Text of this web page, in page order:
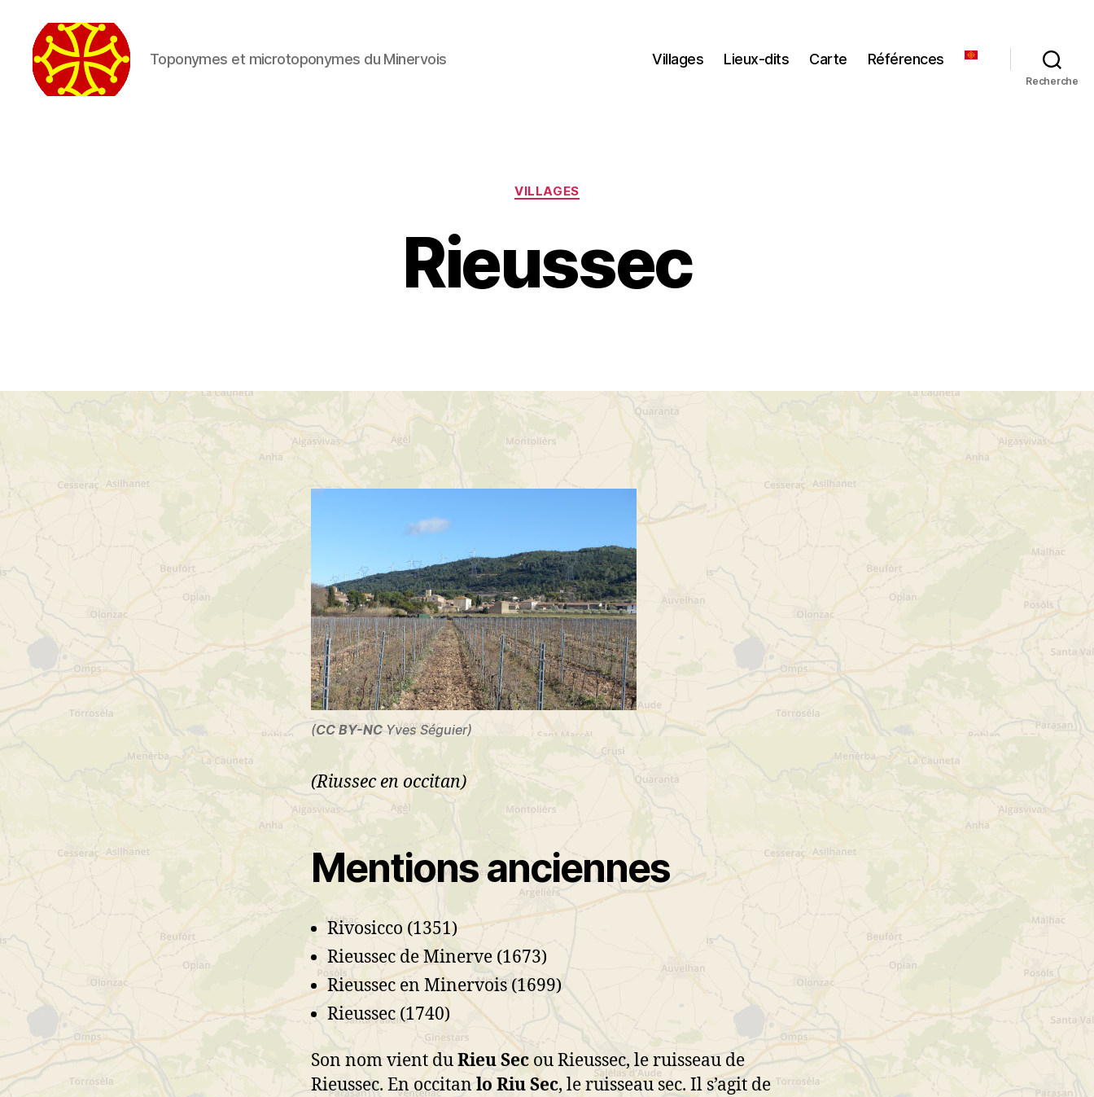
Toponymes et microtoponymes du Minervois Villages Lieux-dits Carte Références
Recherche
Catégories
VILLAGES
Rieussec
(CC BY-NCYves Séguier)
(Riussec en occitan)
Mentions anciennes
Rivosicco (1351)
Rieussec de Minerve (1673)
Rieussec en Minervois (1699)
Rieussec (1740)
Son nom vient duRieu Sec ou Rieussec, le ruisseau de
Rieussec. En occitanlo Riu Sec, le ruisseau sec. Il s’agit de